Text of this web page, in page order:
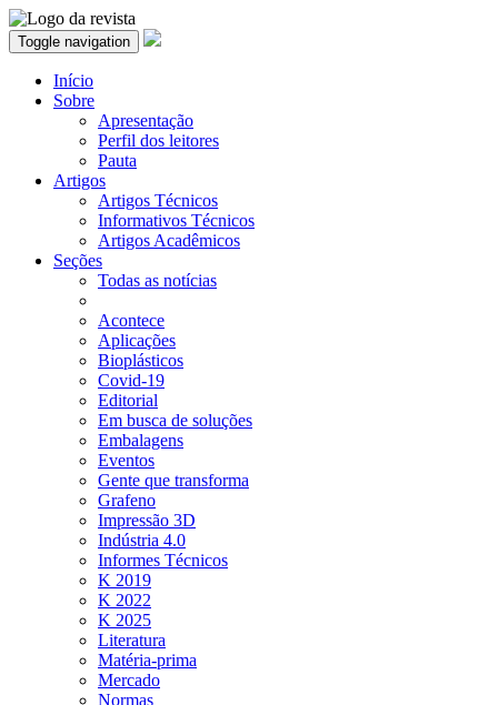
Toggle navigation
Início
Sobre
Apresentação
Perfil dos leitores
Pauta
Artigos
Artigos Técnicos
Informativos Técnicos
Artigos Acadêmicos
Seções
Todas as notícias
Acontece
Aplicações
Bioplásticos
Covid-19
Editorial
Em busca de soluções
Embalagens
Eventos
Gente que transforma
Grafeno
Impressão 3D
Indústria 4.0
Informes Técnicos
K 2019
K 2022
K 2025
Literatura
Matéria-prima
Mercado
Normas